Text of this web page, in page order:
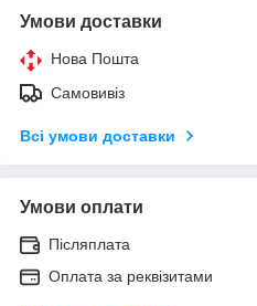
Умови доставки
Нова Пошта
Самовивіз
Всі умови доставки
Умови оплати
Післяплата
Оплата за реквізитами